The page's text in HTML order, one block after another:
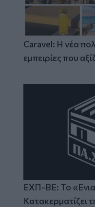
Caravel: Η νέα
εμπειρίες που
ΕΧΠ-ΒΕ: Το
Κατακερματίζει